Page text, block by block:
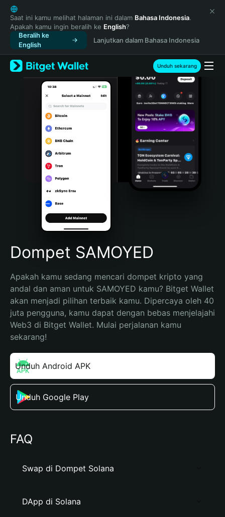
English
日本語
Tiếng Việt
Русский
Español (Latinoamérica)
Türkçe
Italiano
Português (Portugal)
Bahasa Indonesia
Português (Brasil)
Español (Argentina)
Saat ini kamu melihat halaman ini dalam Bahasa Indonesia.
Apakah kamu ingin beralih ke English?
Beralih ke
English
Lanjutkan dalam Bahasa Indonesia
Unduh sekarang
Dompet SAMOYED
Apakah kamu sedang mencari dompet kripto yang
andal dan aman untuk SAMOYED kamu? Bitget Wallet
akan menjadi pilihan terbaik kamu. Dipercaya oleh 40
juta pengguna, kamu dapat dengan bebas menjelajahi
Web3 di Bitget Wallet. Mulai perjalanan kamu
sekarang!
Unduh Android APK
Unduh Google Play
FAQ
Swap di Dompet Solana
DApp di Solana